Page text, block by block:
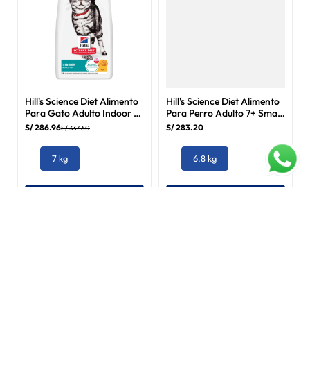
Hill's Science Diet Alimento
Para Gato Adulto Indoor 7
kg
S/286.96S/337.60
7 kg
Hill's Science Diet Alimento
Para Perro Adulto 7+ Small
Bites Pollo 6.8 kg
S/283.20
6.8 kg